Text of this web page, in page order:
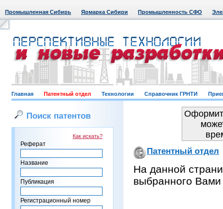
Промышленная Сибирь Ярмарка Сибири Промышленность СФО
Главная Патентный отдел Технологии Справочник ГРНТИ
Поиск патентов
Как искать?
Реферат
Название
Публикация
Регистрационный номер
Патентный отдел
На данной
выбранного Вами